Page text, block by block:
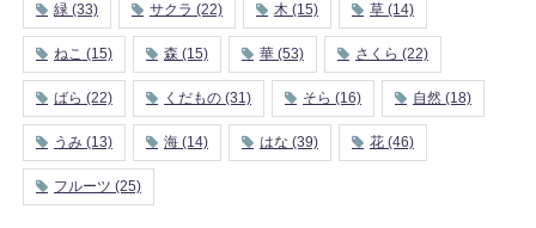
緑 (33) サクラ (22) 木 (15) 草 (14)
ねこ (15) 森 (15) 華 (53) さくら (22)
ばら (22) くだもの (31) そら (16) 自然 (18)
うみ (13) 海 (14) はな (39) 花 (46)
フルーツ (25)